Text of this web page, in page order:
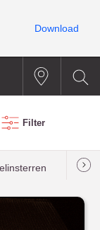
Filter
Download